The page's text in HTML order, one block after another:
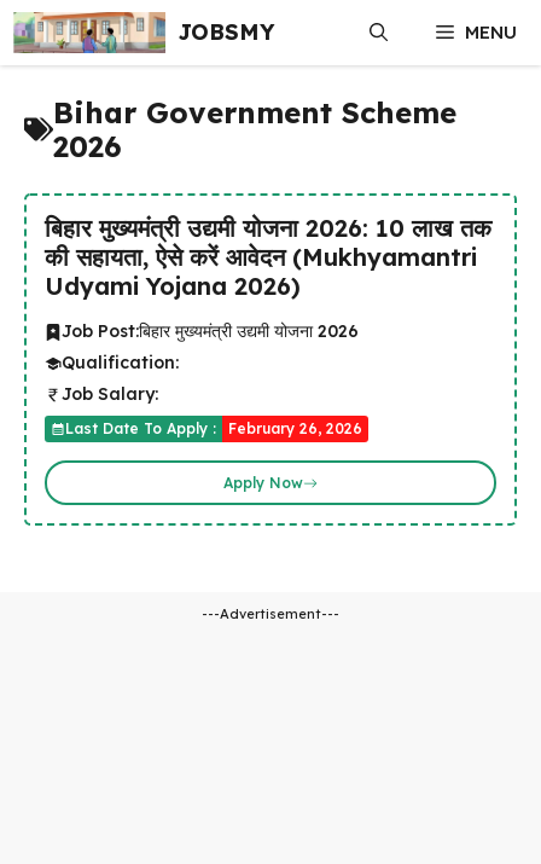
Skip
to
content
JOBSMY MENU
Bihar Government Scheme
2026
बिहार मुख्यमंत्री उद्यमी योजना 2026: ₹10 लाख तक
की सहायता, ऐसे करें आवेदन (Mukhyamantri
Udyami Yojana 2026)
Job Post:बिहार मुख्यमंत्री उद्यमी योजना 2026
Qualification:
Job Salary:
Last Date To Apply : February 26, 2026
Apply Now
---Advertisement---